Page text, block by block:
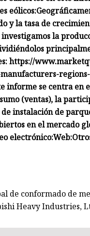
eólicos:
y la tasa de
la
https://
informe se centra en
(ventas), la
instalación de
en el mercado
electrónico:Web:
de conformado de
Heavy Industries,